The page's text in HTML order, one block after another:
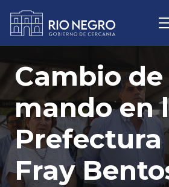
Cambio de
mando en
Prefectura
Fray